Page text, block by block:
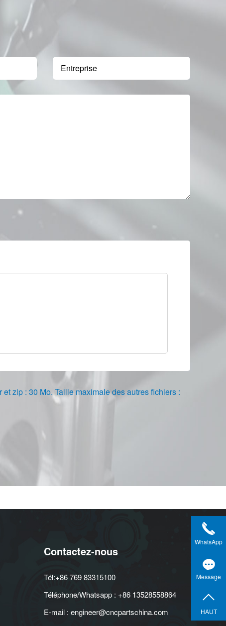
zip : 30 Mo. Taille maximale des autres fichiers :
Contactez-nous
Tél:+86 769 83315100
Téléphone/Whatsapp : +86 13528558864
E-mail : engineer@cncpartschina.com
WhatsApp
Message
HAUT